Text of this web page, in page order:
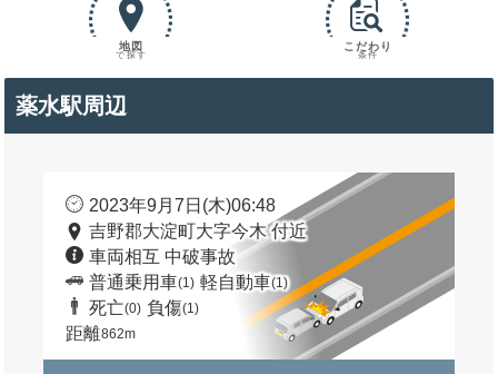
地図
で探す
こだわり
条件
薬水駅周辺
2023年9月7日(木)06:48
吉野郡大淀町大字今木 付近
車両相互 中破事故
普通乗用車(1) 軽自動車(1)
死亡(0) 負傷(1)
距離862m